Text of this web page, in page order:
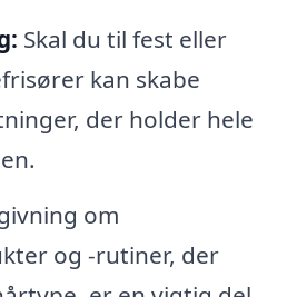
Skal du til fest eller
kan skabe
der holder hele
om
og -rutiner, der